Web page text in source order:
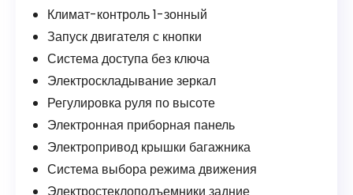
Климат-контроль 1-зонный
Запуск двигателя с кнопки
Система доступа без ключа
Электроскладывание зеркал
Регулировка руля по высоте
Электронная приборная панель
Электропривод крышки багажника
Система выбора режима движения